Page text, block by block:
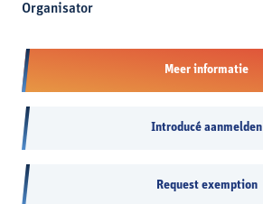
Organisator
Meer informatie
Introducé aanmelden
Request exemption